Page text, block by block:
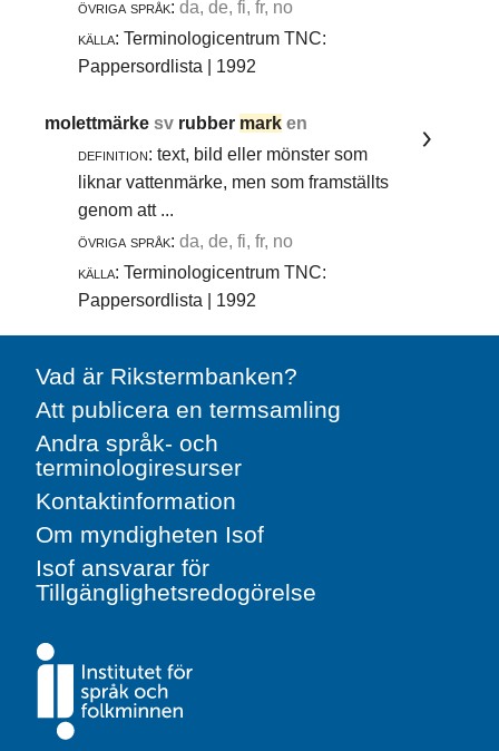
övriga språk: da, de, fi, fr, no
källa: Terminologicentrum TNC:
Pappersordlista | 1992
molettmärkesv rubber mark en
definition: text, bild eller mönster som
liknar vattenmärke, men som framställts
genom att ...
övriga språk: da, de, fi, fr, no
källa: Terminologicentrum TNC:
Pappersordlista | 1992
Vad är Rikstermbanken?
Att publicera en termsamling
Andra språk- och
terminologiresurser
Kontaktinformation
Om myndigheten Isof
Isof ansvarar för
Tillgänglighetsredogörelse